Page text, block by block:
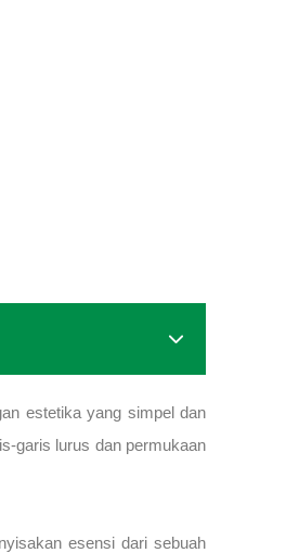
estetika yang simpel dan
garis lurus dan permukaan
esensi dari sebuah